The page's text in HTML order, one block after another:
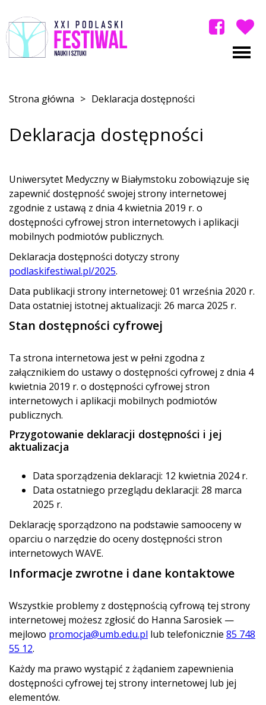
Strona główna > Deklaracja dostępności
Deklaracja dostępności
Uniwersytet Medyczny w Białymstoku zobowiązuje się
zapewnić dostępność swojej strony internetowej
zgodnie z ustawą z dnia 4 kwietnia 2019 r. o
dostępności cyfrowej stron internetowych i aplikacji
mobilnych podmiotów publicznych.
Deklaracja dostępności dotyczy strony
podlaskifestiwal.pl/2025.
Data publikacji strony internetowej: 01 września 2020 r.
Data ostatniej istotnej aktualizacji: 26 marca 2025 r.
Stan dostępności cyfrowej
Ta strona internetowa jest w pełni zgodna z
załącznikiem do ustawy o dostępności cyfrowej z dnia 4
kwietnia 2019 r. o dostępności cyfrowej stron
internetowych i aplikacji mobilnych podmiotów
publicznych.
Przygotowanie deklaracji dostępności i jej
aktualizacja
Data sporządzenia deklaracji: 12 kwietnia 2024 r.
Data ostatniego przeglądu deklaracji: 28 marca
2025 r.
Deklarację sporządzono na podstawie samooceny w
oparciu o narzędzie do oceny dostępności stron
internetowych WAVE.
Informacje zwrotne i dane kontaktowe
Wszystkie problemy z dostępnością cyfrową tej strony
internetowej możesz zgłosić do Hanna Sarosiek —
mejlowo promocja@umb.edu.pl lub telefonicznie 85 748
55 12.
Każdy ma prawo wystąpić z żądaniem zapewnienia
dostępności cyfrowej tej strony internetowej lub jej
elementów.